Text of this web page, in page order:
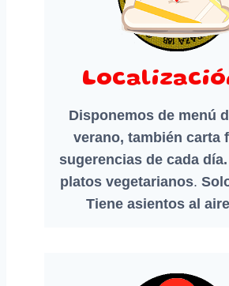
Disponemos de menú
verano, también carta
sugerencias de cada día.
platos vegetarianos.
Tiene asientos al